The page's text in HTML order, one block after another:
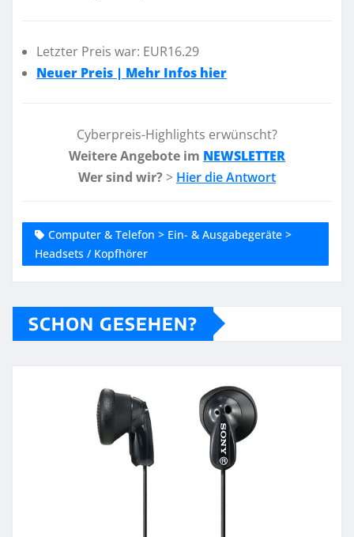
Letzter Preis war: EUR16.29
Neuer Preis | Mehr Infos hier
Cyberpreis-Highlights erwünscht?
Weitere Angebote im NEWSLETTER
Wer sind wir? > Hier die Antwort
Computer & Telefon > Ein- & Ausgabegeräte >
Headsets / Kopfhörer
SCHON GESEHEN?